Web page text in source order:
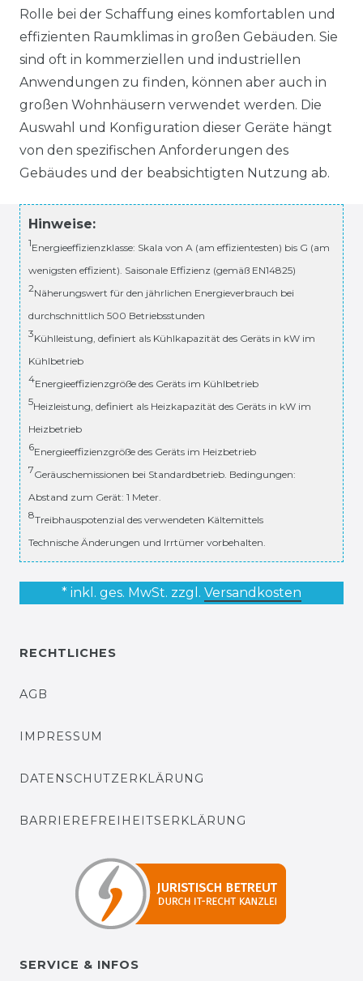
Rolle bei der Schaffung eines komfortablen und
effizienten Raumklimas in großen Gebäuden. Sie
sind oft in kommerziellen und industriellen
Anwendungen zu finden, können aber auch in
großen Wohnhäusern verwendet werden. Die
Auswahl und Konfiguration dieser Geräte hängt
von den spezifischen Anforderungen des
Gebäudes und der beabsichtigten Nutzung ab.
Hinweise:
1Energieeffizienzklasse: Skala von A (am effizientesten) bis G (am
wenigsten effizient). Saisonale Effizienz (gemäß EN14825)
2Näherungswert für den jährlichen Energieverbrauch bei
durchschnittlich 500 Betriebsstunden
3Kühlleistung, definiert als Kühlkapazität des Geräts in kW im
Kühlbetrieb
4Energieeffizienzgröße des Geräts im Kühlbetrieb
5Heizleistung, definiert als Heizkapazität des Geräts in kW im
Heizbetrieb
6Energieeffizienzgröße des Geräts im Heizbetrieb
7Geräuschemissionen bei Standardbetrieb. Bedingungen:
Abstand zum Gerät: 1 Meter.
8Treibhauspotenzial des verwendeten Kältemittels
Technische Änderungen und Irrtümer vorbehalten.
* inkl. ges. MwSt. zzgl. Versandkosten
RECHTLICHES
AGB
IMPRESSUM
DATENSCHUTZERKLÄRUNG
BARRIEREFREIHEITSERKLÄRUNG
SERVICE & INFOS